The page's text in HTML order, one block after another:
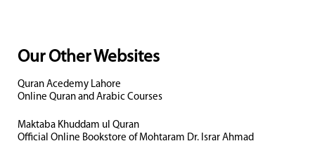
Our Other Websites
Quran Acedemy Lahore
Online Quran and Arabic Courses
Maktaba Khuddam ul Quran
Official Online Bookstore of Mohtaram Dr. Israr Ahmad